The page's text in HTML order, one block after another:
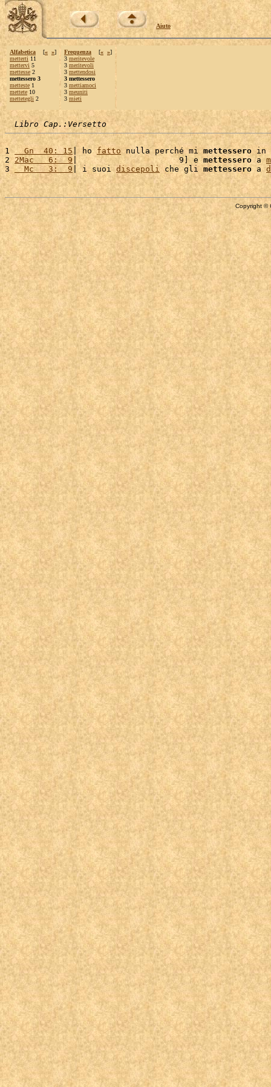
Aiuto
Alfabetica [« »]
metterti 11
mettervi 5
mettesse 2
mettessero 3
metteste 1
mettete 10
mettetegli 2
Frequenza [« »]
3 meritevole
3 meritevoli
3 mettendosi
3 mettessero
3 mettiamoci
3 meuniti
3 mieti
Libro Cap.:Versetto
1
  Gn  40: 15
| ho fatto nulla perché mi mettessero in
2 2Mac   6:  9 |                     9] e mettessero a
3
  Mc   3:  9
| i suoi discepoli che gli mettessero a
Copyright ©